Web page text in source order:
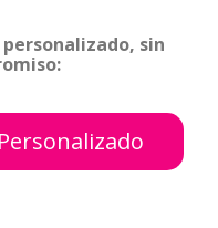
personalizado, sin